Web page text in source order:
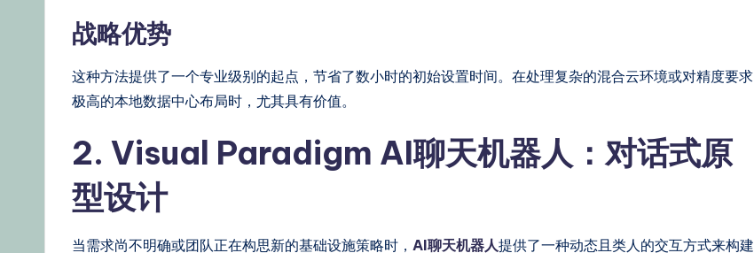
战略优势
这种方法提供了一个专业级别的起点，节省了数小时的初始设置时间。在处理复杂的混合云环境或对精度要求
极高的本地数据中心布局时，尤其具有价值。
2. Visual Paradigm AI聊天机器人：对话式原
型设计
当需求尚不明确或团队正在构思新的基础设施策略时， AI聊天机器人提供了一种动态且类人的交互方式来构建